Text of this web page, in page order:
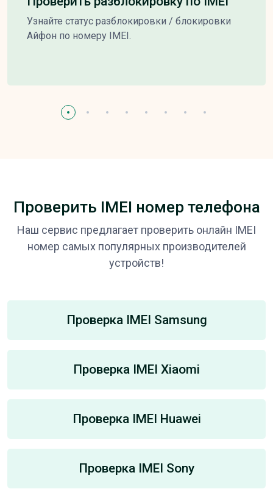
Узнайте статус разблокировки / блокировки
Айфон по номеру IMEI.
Проверить IMEI номер телефона
Наш сервис предлагает проверить онлайн IMEI
номер самых популярных производителей
устройств!
Проверка IMEI Samsung
Проверка IMEI Xiaomi
Проверка IMEI Huawei
Проверка IMEI Sony